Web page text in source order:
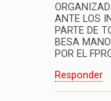
ANTE LOS
PARTE DE
BESA
POR EL
Responder